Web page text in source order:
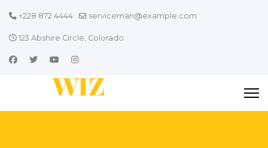
+228 872 4444 serviceman@example.com
123 Abshire Circle, Colorado